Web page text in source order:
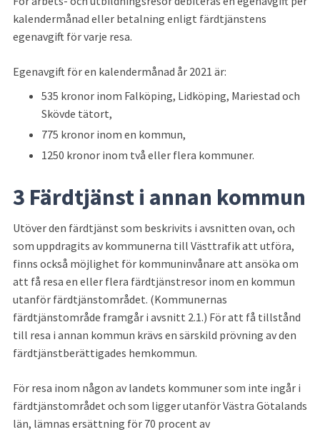
kalendermånad eller betalning enligt färdtjänstens
egenavgift för varje resa.
Egenavgift för en kalendermånad år 2021 är:
535 kronor inom Falköping, Lidköping, Mariestad och
Skövde tätort,
775 kronor inom en kommun,
1250 kronor inom två eller flera kommuner.
3 Färdtjänst i annan kommun
Utöver den färdtjänst som beskrivits i avsnitten ovan, och
som uppdragits av kommunerna till Västtrafik att utföra,
finns också möjlighet för kommuninvånare att ansöka om
att få resa en eller flera färdtjänstresor inom en kommun
utanför färdtjänstområdet. (Kommunernas
färdtjänstområde framgår i avsnitt 2.1.) För att få tillstånd
till resa i annan kommun krävs en särskild prövning av den
färdtjänstberättigades hemkommun.
För resa inom någon av landets kommuner som inte ingår i
färdtjänstområdet och som ligger utanför Västra Götalands
län, lämnas ersättning för 70 procent av